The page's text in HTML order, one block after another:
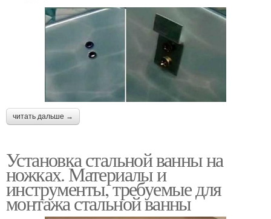
читать дальше →
Установка стальной ванны на
ножках. Материалы и
инструменты, требуемые для
монтажа стальной ванны